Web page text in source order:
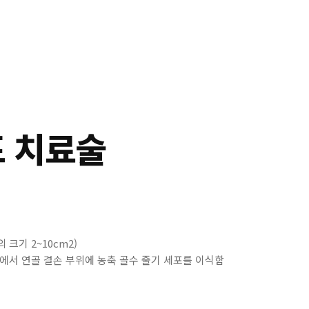
치료술
크기 2~10cm2)
서 연골 결손 부위에 농축 골수 줄기 세포를 이식함